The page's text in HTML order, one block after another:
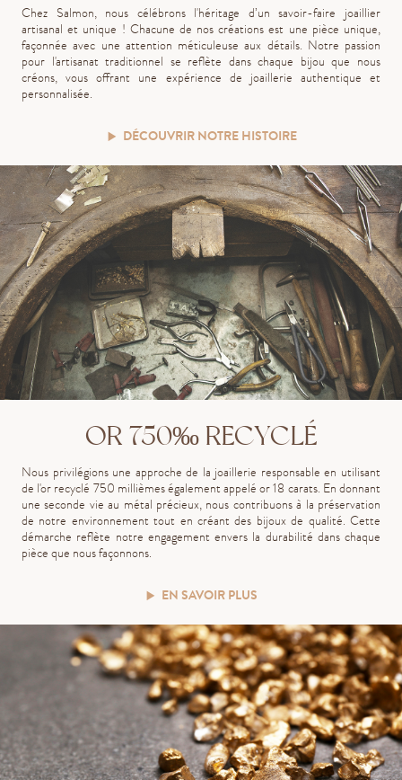
Chez Salmon, nous célébrons l'héritage d’un savoir-faire joaillier
artisanal et unique ! Chacune de nos créations est une pièce unique,
façonnée avec une attention méticuleuse aux détails. Notre passion
pour l'artisanat traditionnel se reflète dans chaque bijou que nous
créons, vous offrant une expérience de joaillerie authentique et
personnalisée.
DÉCOUVRIR NOTRE HISTOIRE
OR 750‰ RECYCLÉ
Nous privilégions une approche de la joaillerie responsable en utilisant
de l'or recyclé 750 millièmes également appelé or 18 carats. En donnant
une seconde vie au métal précieux, nous contribuons à la préservation
de notre environnement tout en créant des bijoux de qualité. Cette
démarche reflète notre engagement envers la durabilité dans chaque
pièce que nous façonnons.
EN SAVOIR PLUS